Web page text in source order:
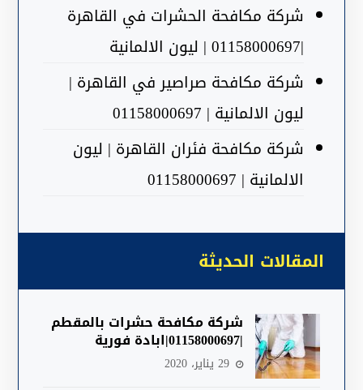
شركة مكافحة الحشرات في القاهرة
|01158000697 | ليون الالمانية
شركة مكافحة صراصير في القاهرة |
ليون الالمانية | 01158000697
شركة مكافحة فئران القاهرة | ليون
الالمانية | 01158000697
المقالات الحديثة
شركة مكافحة حشرات بالمقطم
|01158000697|ابادة فورية
29 يناير، 2020